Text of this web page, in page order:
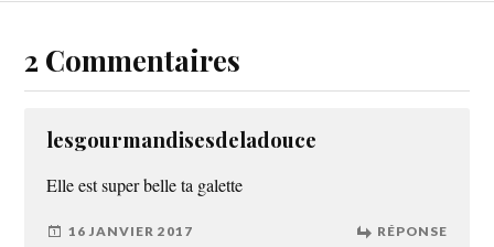
2 Commentaires
lesgourmandisesdeladouce
Elle est super belle ta galette
16 JANVIER 2017 RÉPONSE